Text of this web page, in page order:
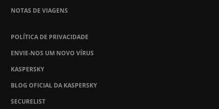
NOTAS DE VIAGENS
POLÍTICA DE PRIVACIDADE
ENVIE-NOS UM NOVO VÍRUS
KASPERSKY
BLOG OFICIAL DA KASPERSKY
SECURELIST